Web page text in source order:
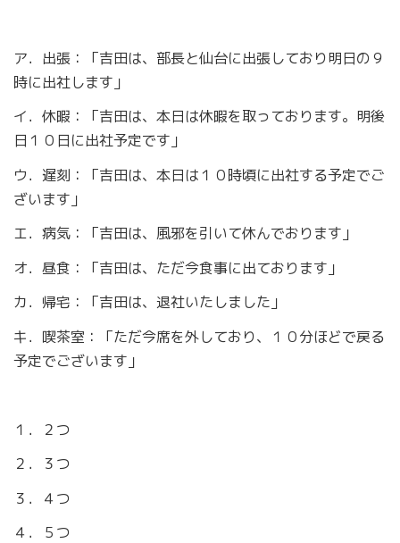
ア．出張：「吉田は、部長と仙台に出張しており明日の９
時に出社します」
イ．休暇：「吉田は、本日は休暇を取っております。明後
日１０日に出社予定です」
ウ．遅刻：「吉田は、本日は１０時頃に出社する予定でご
ざいます」
エ．病気：「吉田は、風邪を引いて休んでおります」
オ．昼食：「吉田は、ただ今食事に出ております」
カ．帰宅：「吉田は、退社いたしました」
キ．喫茶室：「ただ今席を外しており、１０分ほどで戻る
予定でございます」
１．２つ
２．３つ
３．４つ
４．５つ